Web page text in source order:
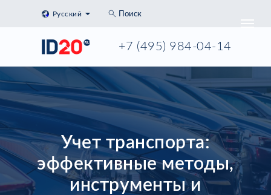
+7 (495) 984-04-14
Русский Поиск
Учет транспорта:
эффективные методы,
инструменты и